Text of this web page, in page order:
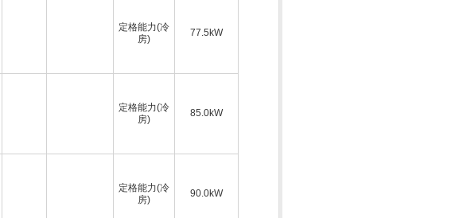
定格能力(冷
房)
77.5kW
定格能力(冷
房)
85.0kW
定格能力(冷
房)
90.0kW